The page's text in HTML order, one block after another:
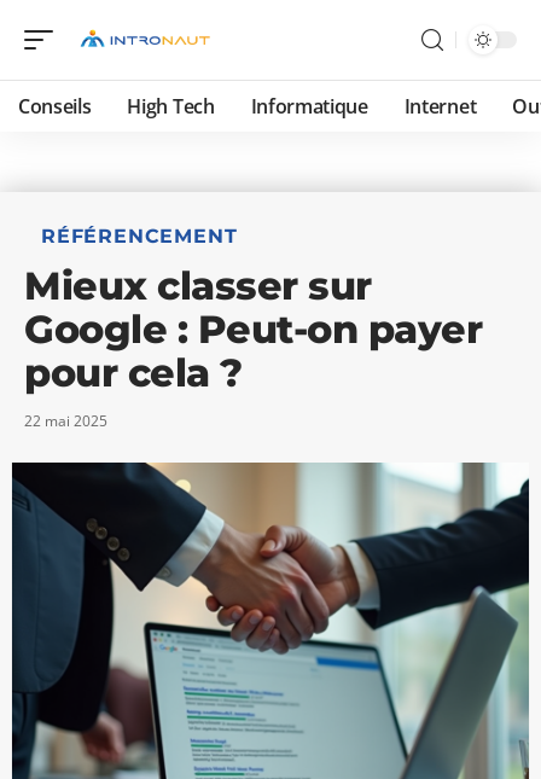
Conseils High Tech Informatique Internet
RÉFÉRENCEMENT
Mieux classer sur
Google : Peut-on payer
pour cela ?
22 mai 2025